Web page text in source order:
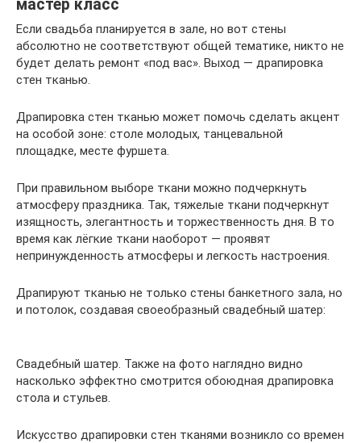
мастер класс
Если свадьба планируется в зале, но вот стены
абсолютно не соответствуют общей тематике, никто не
будет делать ремонт «под вас». Выход — драпировка
стен тканью.
Драпировка стен тканью может помочь сделать акцент
на особой зоне: столе молодых, танцевальной
площадке, месте фуршета.
При правильном выборе ткани можно подчеркнуть
атмосферу праздника. Так, тяжелые ткани подчеркнут
изящность, элегантность и торжественность дня. В то
время как лёгкие ткани наоборот — проявят
непринужденность атмосферы и легкость настроения.
Драпируют тканью не только стены банкетного зала, но
и потолок, создавая своеобразный свадебный шатер:
Свадебный шатер. Также на фото наглядно видно
насколько эффектно смотрится обоюдная драпировка
стола и стульев.
Искусство драпировки стен тканями возникло со времен